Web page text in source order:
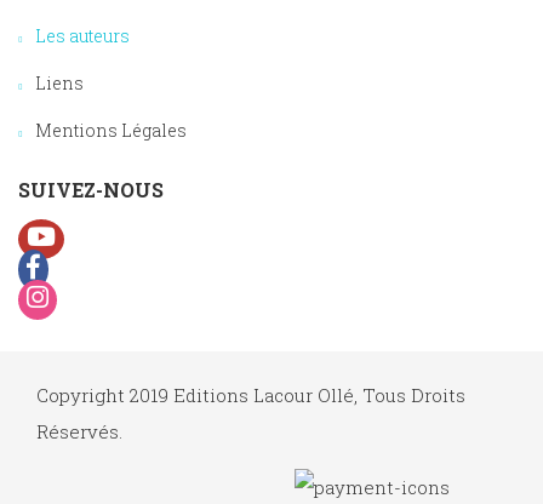
Les auteurs
Liens
Mentions Légales
SUIVEZ-NOUS
Copyright 2019 Editions Lacour Ollé, Tous Droits
Réservés.